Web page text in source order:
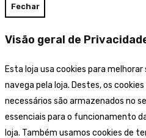
Fechar
Visão geral de
Esta loja usa cookies para
navega pela loja. Destes, os
necessários são armazenados no
essenciais para o funcionamento
loja. Também usamos cookies de